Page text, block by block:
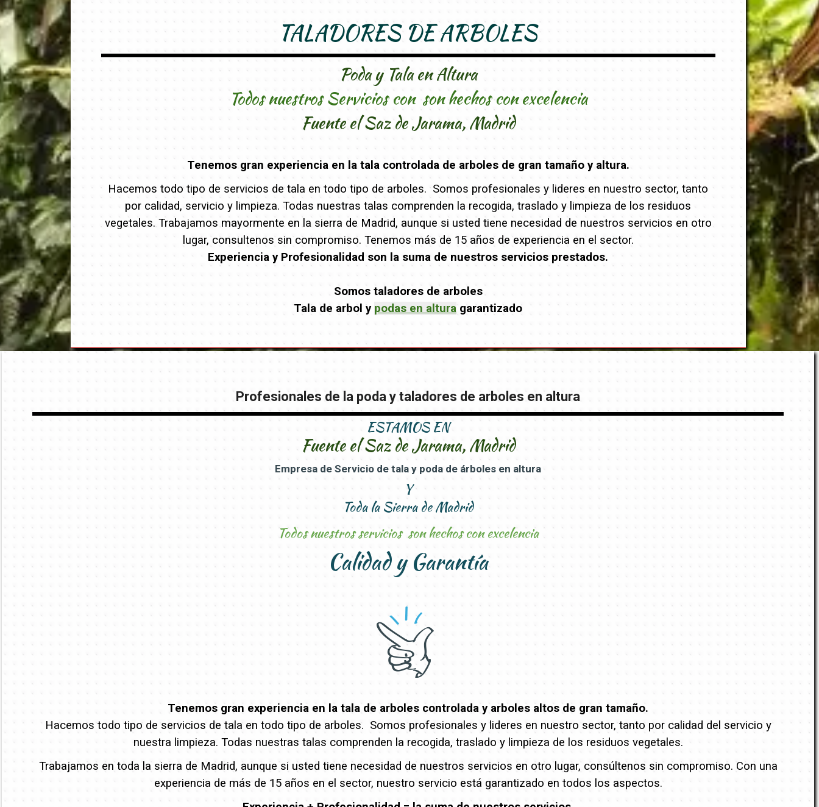
TALADORES DE ARBOLES
Poda y Tala en Altura
Todos nuestros Servicios con son hechos con excelencia
Fuente el Saz de Jarama, Madrid
Tenemos gran experiencia en la tala controlada de arboles de gran tamaño y altura.
Hacemos todo tipo de servicios de tala en todo tipo de arboles. Somos profesionales y lideres en nuestro sector, tanto
por calidad, servicio y limpieza. Todas nuestras talas comprenden la recogida, traslado y limpieza de los residuos
vegetales. Trabajamos mayormente en la sierra de Madrid, aunque si usted tiene necesidad de nuestros servicios en otro
lugar, consultenos sin compromiso. Tenemos más de 15 años de experiencia en el sector.
Experiencia y Profesionalidad son la suma de nuestros servicios prestados.
Somos taladores de arboles
Tala de arbol y podas en altura garantizado
Profesionales de la poda y taladores de arboles en altura
ESTAMOS EN
Fuente el Saz de Jarama, Madrid
Empresa de Servicio de tala y poda de árboles en altura
Y
Toda la Sierra de Madrid
Todos nuestros servicios son hechos con excelencia
Calidad y Garantía
Tenemos gran experiencia en la tala de arboles controlada y arboles altos de gran tamaño.
Hacemos todo tipo de servicios de tala en todo tipo de arboles. Somos profesionales y lideres en nuestro sector, tanto por calidad del servicio y
nuestra limpieza. Todas nuestras talas comprenden la recogida, traslado y limpieza de los residuos vegetales.
Trabajamos en toda la sierra de Madrid, aunque si usted tiene necesidad de nuestros servicios en otro lugar, consúltenos sin compromiso. Con una
experiencia de más de 15 años en el sector, nuestro servicio está garantizado en todos los aspectos.